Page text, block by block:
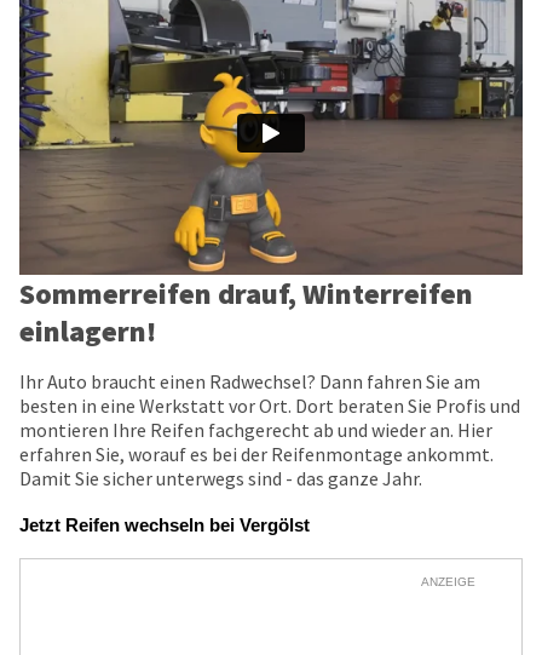
Sommerreifen drauf, Winterreifen
einlagern!
Ihr Auto braucht einen Radwechsel? Dann fahren Sie am
besten in eine Werkstatt vor Ort. Dort beraten Sie Profis und
montieren Ihre Reifen fachgerecht ab und wieder an. Hier
erfahren Sie, worauf es bei der Reifenmontage ankommt.
Damit Sie sicher unterwegs sind - das ganze Jahr.
Jetzt Reifen wechseln bei Vergölst
ANZEIGE